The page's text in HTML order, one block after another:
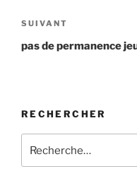
Article
suivant
SUIVANT
pas de permanence
RECHERCHER
pour